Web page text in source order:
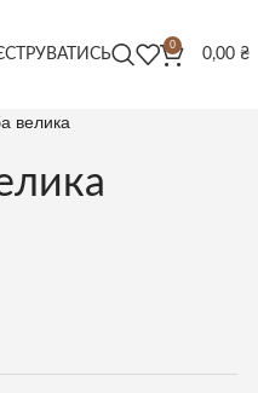
0
0,00 ₴
велика